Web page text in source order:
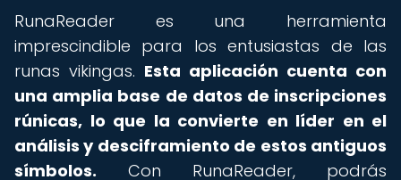
RunaReader es una herramienta
imprescindible para los entusiastas de las
runas vikingas. Esta aplicación cuenta con
una amplia base de datos de inscripciones
rúnicas, lo que la convierte en líder en el
análisis y desciframiento de estos antiguos
símbolos. Con RunaReader, podrás